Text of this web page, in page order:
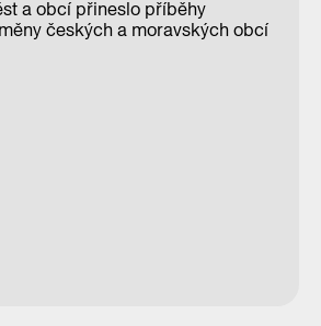
a obcí přineslo příběhy
českých a moravských obcí